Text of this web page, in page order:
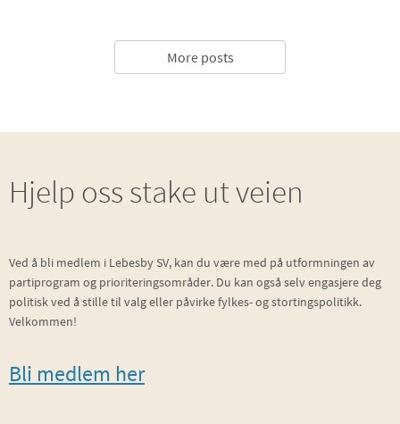
More posts
Hjelp oss stake ut veien
Ved å bli medlem i Lebesby SV, kan du være med på utformningen av
partiprogram og prioriteringsområder. Du kan også selv engasjere deg
politisk ved å stille til valg eller påvirke fylkes- og stortingspolitikk.
Velkommen!
Bli medlem her